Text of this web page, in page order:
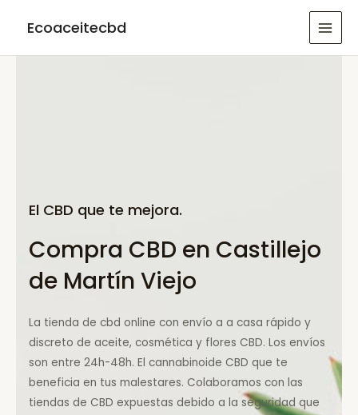
Ecoaceitecbd
El CBD que te mejora.
Compra CBD en Castillejo
de Martín Viejo
La tienda de cbd online con envío a a casa rápido y
discreto de aceite, cosmética y flores CBD. Los envíos
son entre 24h-48h. El cannabinoide CBD que te
beneficia en tus malestares. Colaboramos con las
tiendas de CBD expuestas debido a la seguridad que